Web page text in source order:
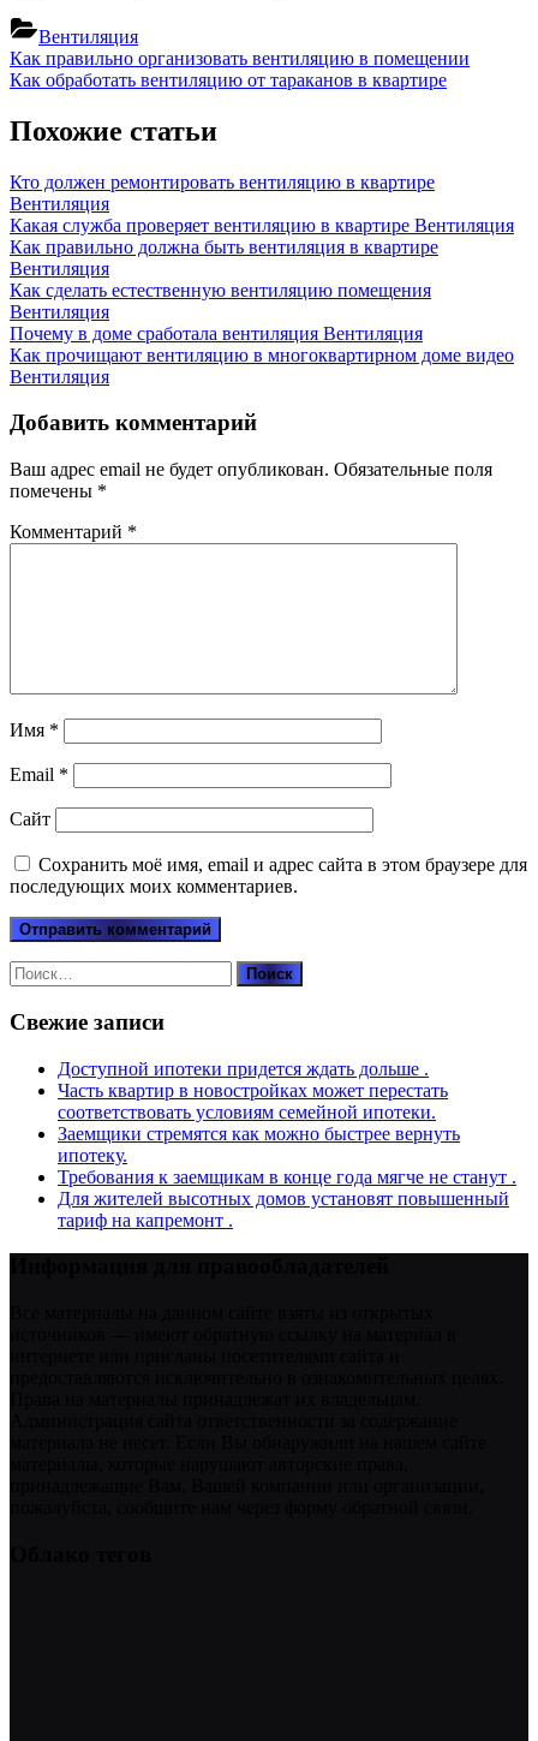
Вентиляция
Навигация
по
записям
Previous
Post:
Как правильно организовать вентиляцию в помещении
Next
Как обработать вентиляцию от тараканов в квартире
Похожие статьи
Кто должен ремонтировать вентиляцию в квартире
Вентиляция
Какая служба проверяет вентиляцию в квартире Вентиляция
Как правильно должна быть вентиляция в квартире
Вентиляция
Как сделать естественную вентиляцию помещения
Вентиляция
Почему в доме сработала вентиляция Вентиляция
Как прочищают вентиляцию в многоквартирном доме видео
Вентиляция
Добавить комментарий
Ваш адрес email не будет опубликован. Обязательные поля
помечены *
Комментарий *
Имя *
Email *
Сайт
Сохранить моё имя, email и адрес сайта в этом браузере для
последующих моих комментариев.
Найти:
Свежие записи
Доступной ипотеки придется ждать дольше .
Часть квартир в новостройках может перестать
соответствовать условиям семейной ипотеки.
Заемщики стремятся как можно быстрее вернуть
ипотеку.
Требования к заемщикам в конце года мягче не станут .
Для жителей высотных домов установят повышенный
тариф на капремонт .